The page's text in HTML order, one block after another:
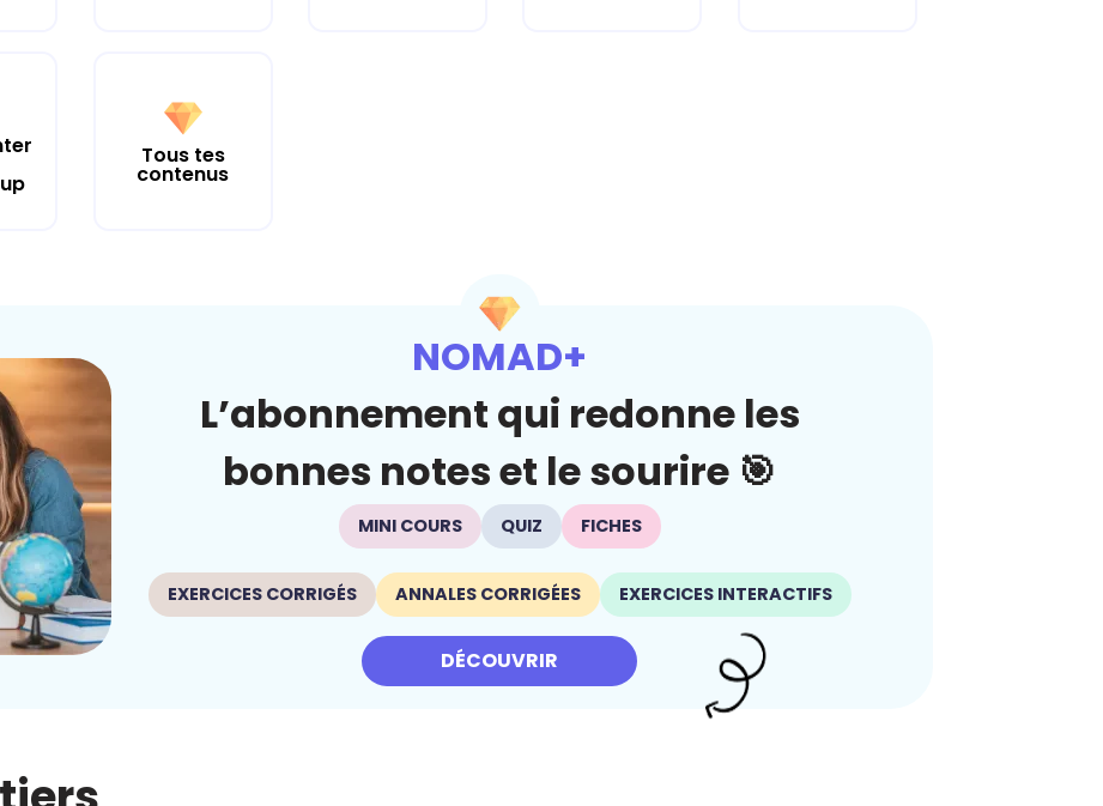
Tous tes
contenus
NOMAD+
L’abonnement qui redonne les
bonnes notes et le sourire 🎯
MINI COURS QUIZ FICHES
EXERCICES CORRIGÉS ANNALES CORRIGÉES EXERCICES INTERACTIFS
DÉCOUVRIR